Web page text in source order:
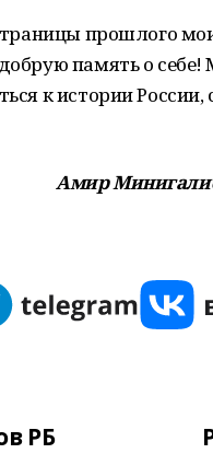
прошлого
память о
к истории
Амир
РБ